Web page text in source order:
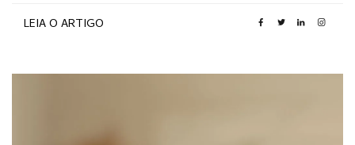
LEIA O ARTIGO